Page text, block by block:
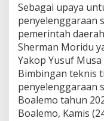
Sebagai upaya
penyelenggaraan
pemerintah
Sherman Moridu
Yakop Yusuf
Bimbingan teknis
penyelenggaraan
Boalemo tahun
Boalemo, Kamis